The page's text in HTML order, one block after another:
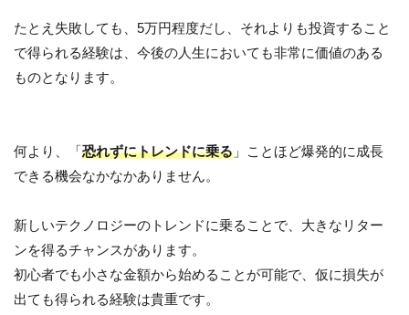
たとえ失敗しても、5万円程度だし、それよりも投資すること
で得られる経験は、今後の人生においても非常に価値のある
ものとなります。
何より、「恐れずにトレンドに乗る 」ことほど爆発的に成長
できる機会なかなかありません。
新しいテクノロジーのトレンドに乗ることで、大きなリター
ンを得るチャンスがあります。
初心者でも小さな金額から始めることが可能で、仮に損失が
出ても得られる経験は貴重です。